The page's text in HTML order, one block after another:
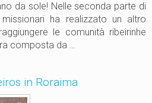
da sole! Nelle seconda parte di
ha realizzato un altro
le comunità ribeirinhe
composta da …
in Roraima